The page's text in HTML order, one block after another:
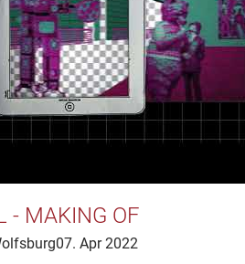
- MAKING OF
07. Apr 2022